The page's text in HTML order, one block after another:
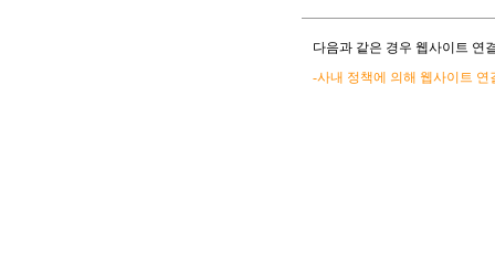
다음과 같은 경우 웹사이트 연
-사내 정책에 의해 웹사이트